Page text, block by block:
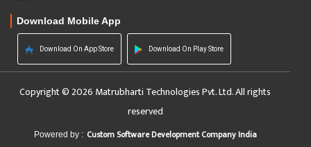
Download Mobile App
Download On App Store Download On Play Store
Copyright © 2026 Matrubharti Technologies Pvt. Ltd. All rights
reserved
Powered by : Custom Software Development Company India